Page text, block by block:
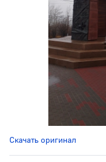
Скачать оригинал